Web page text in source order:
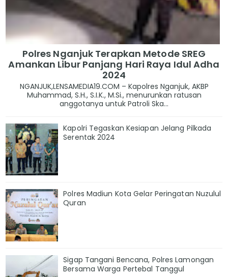
Polres Nganjuk Terapkan Metode SREG
Amankan Libur Panjang Hari Raya Idul Adha
2024
NGANJUK,LENSAMEDIA19.COM – Kapolres Nganjuk, AKBP
Muhammad, S.H., S.I.K., M.Si., menurunkan ratusan
anggotanya untuk Patroli Ska...
Kapolri Tegaskan Kesiapan Jelang Pilkada
Serentak 2024
Polres Madiun Kota Gelar Peringatan Nuzulul
Quran
Sigap Tangani Bencana, Polres Lamongan
Bersama Warga Pertebal Tanggul